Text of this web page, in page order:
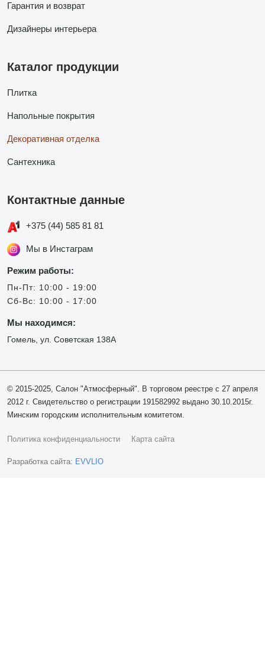
Гарантия и возврат
Дизайнеры интерьера
Каталог продукции
Плитка
Напольные покрытия
Декоративная отделка
Сантехника
Контактные данные
+375 (44) 585 81 81
Мы в Инстаграм
Режим работы:
Пн-Пт: 10:00 - 19:00
Сб-Вс: 10:00 - 17:00
Мы находимся:
Гомель, ул. Советская 138А
© 2015-2025, Салон "Атмосферный". В торговом реестре с 27 апреля
2012 г. Свидетельство о регистрации 191582992 выдано 30.10.2015г.
Минским городским исполнительным комитетом.
Политика конфиденциальности Карта сайта
Разработка сайта: EVVLIO